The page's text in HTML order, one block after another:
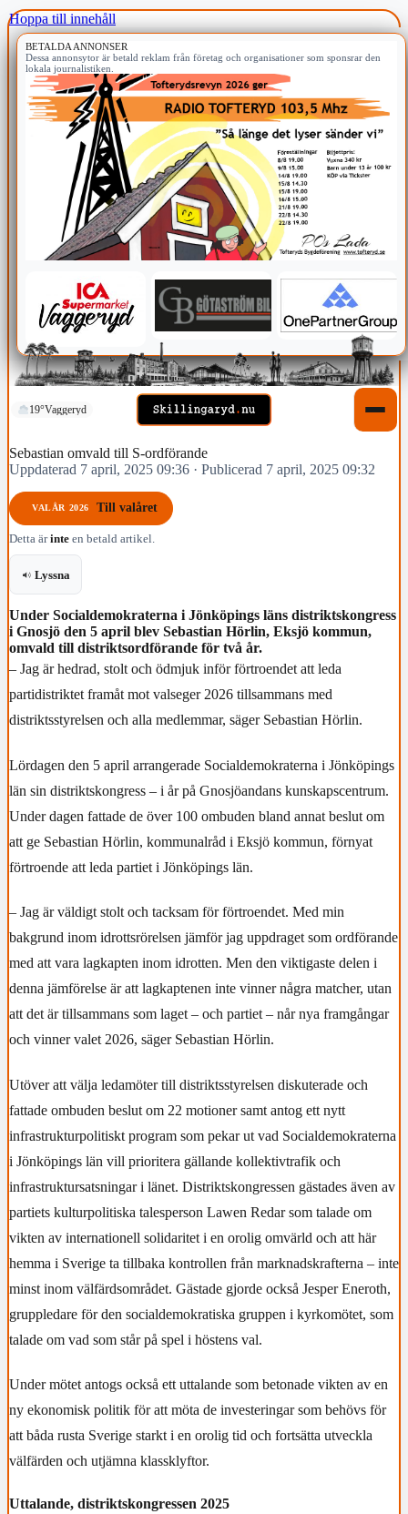
Hoppa till innehåll
BETALDA ANNONSER
Dessa annonsytor är betald reklam från företag och organisationer som sponsrar den
lokala journalistiken.
19°Vaggeryd
Sebastian omvald till S-ordförande
Uppdaterad 7 april, 2025 09:36 · Publicerad 7 april, 2025 09:32
VALÅR 2026 Till valåret
Detta ärinte en betald artikel.
Lyssna
Under Socialdemokraterna i Jönköpings läns distriktskongress
i Gnosjö den 5 april blev Sebastian Hörlin, Eksjö kommun,
omvald till distriktsordförande för två år.
– Jag är hedrad, stolt och ödmjuk inför förtroendet att leda
partidistriktet framåt mot valseger 2026 tillsammans med
distriktsstyrelsen och alla medlemmar, säger Sebastian Hörlin.
Lördagen den 5 april arrangerade Socialdemokraterna i Jönköpings
län sin distriktskongress – i år på Gnosjöandans kunskapscentrum.
Under dagen fattade de över 100 ombuden bland annat beslut om
att ge Sebastian Hörlin, kommunalråd i Eksjö kommun, förnyat
förtroende att leda partiet i Jönköpings län.
– Jag är väldigt stolt och tacksam för förtroendet. Med min
bakgrund inom idrottsrörelsen jämför jag uppdraget som ordförande
med att vara lagkapten inom idrotten. Men den viktigaste delen i
denna jämförelse är att lagkaptenen inte vinner några matcher, utan
att det är tillsammans som laget – och partiet – når nya framgångar
och vinner valet 2026, säger Sebastian Hörlin.
Utöver att välja ledamöter till distriktsstyrelsen diskuterade och
fattade ombuden beslut om 22 motioner samt antog ett nytt
infrastrukturpolitiskt program som pekar ut vad Socialdemokraterna
i Jönköpings län vill prioritera gällande kollektivtrafik och
infrastruktursatsningar i länet. Distriktskongressen gästades även av
partiets kulturpolitiska talesperson Lawen Redar som talade om
vikten av internationell solidaritet i en orolig omvärld och att här
hemma i Sverige ta tillbaka kontrollen från marknadskrafterna – inte
minst inom välfärdsområdet. Gästade gjorde också Jesper Eneroth,
gruppledare för den socialdemokratiska gruppen i kyrkomötet, som
talade om vad som står på spel i höstens val.
Under mötet antogs också ett uttalande som betonade vikten av en
ny ekonomisk politik för att möta de investeringar som behövs för
att båda rusta Sverige starkt i en orolig tid och fortsätta utveckla
välfärden och utjämna klassklyftor.
Uttalande, distriktskongressen 2025